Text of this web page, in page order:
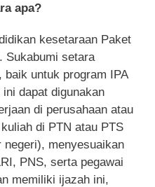
apa?
kesetaraan Paket
Sukabumi setara
baik untuk program IPA
dapat digunakan
di perusahaan atau
di PTN atau PTS
negeri), menyesuaikan
PNS, serta pegawai
memiliki ijazah ini,